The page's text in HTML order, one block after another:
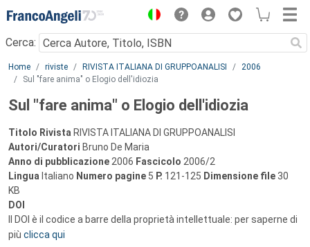
Menu
Cerca:
Main content
Home riviste RIVISTA ITALIANA DI GRUPPOANALISI
2006
Sul "fare anima" o Elogio dell'idiozia
Sul "fare anima" o Elogio dell'idiozia
Titolo Rivista RIVISTA ITALIANA DI GRUPPOANALISI
Autori/Curatori Bruno De Maria
Anno di pubblicazione 2006 Fascicolo 2006/2
Lingua Italiano Numero pagine 5 P. 121-125 Dimensione file 30
KB
DOI
Il DOI è il codice a barre della proprietà intellettuale: per saperne di
più clicca qui